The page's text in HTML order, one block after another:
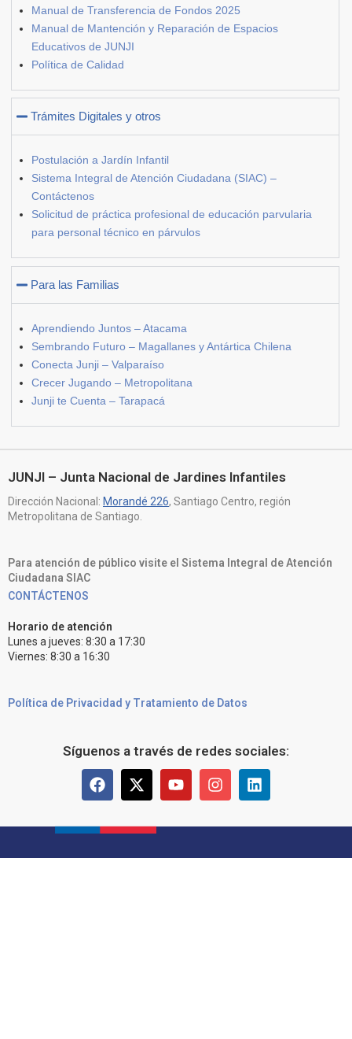
Manual de Transferencia de Fondos 2025
Manual de Mantención y Reparación de Espacios
Educativos de JUNJI
Política de Calidad
Trámites Digitales y otros
Postulación a Jardín Infantil
Sistema Integral de Atención Ciudadana (SIAC) –
Contáctenos
Solicitud de práctica profesional de educación parvularia
para personal técnico en párvulos
Para las Familias
Aprendiendo Juntos – Atacama
Sembrando Futuro – Magallanes y Antártica Chilena
Conecta Junji – Valparaíso
Crecer Jugando – Metropolitana
Junji te Cuenta – Tarapacá
JUNJI – Junta Nacional de Jardines Infantiles
Dirección Nacional: Morandé 226, Santiago Centro, región
Metropolitana de Santiago.
Para atención de público visite el Sistema Integral de Atención
Ciudadana SIAC
CONTÁCTENOS
Horario de atención
Lunes a jueves: 8:30 a 17:30
Viernes: 8:30 a 16:30
Política de Privacidad y Tratamiento de Datos
Síguenos a través de redes sociales: